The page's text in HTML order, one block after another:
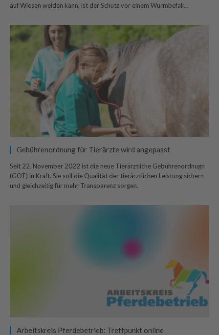
auf Wiesen weiden kann, ist der Schutz vor einem Wurmbefall…
Gebührenordnung für Tierärzte wird angepasst
Seit 22. November 2022 ist die neue Tierärztliche Gebührenordnugn
(GOT) in Kraft. Sie soll die Qualität der tierärztlichen Leistung sichern
und gleichzeitig für mehr Transparenz sorgen.
Arbeitskreis Pferdebetrieb: Treffpunkt online